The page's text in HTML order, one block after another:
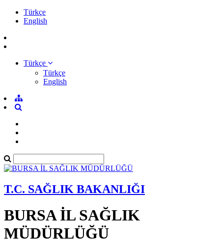
Türkçe
English
Türkçe
Türkçe
English
T.C. SAĞLIK BAKANLIĞI
BURSA İL SAĞLIK
MÜDÜRLÜĞÜ